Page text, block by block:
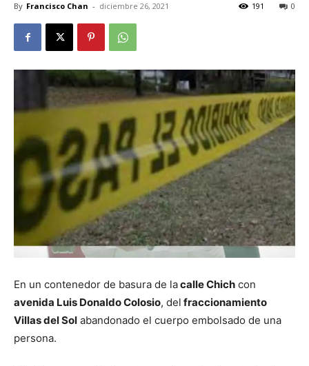
By Francisco Chan - diciembre 26, 2021 0
191
En un contenedor de basura de lacalle Chich con
avenida Luis Donaldo Colosio, del fraccionamiento
Villas del Sol abandonado el cuerpo embolsado de una
persona.